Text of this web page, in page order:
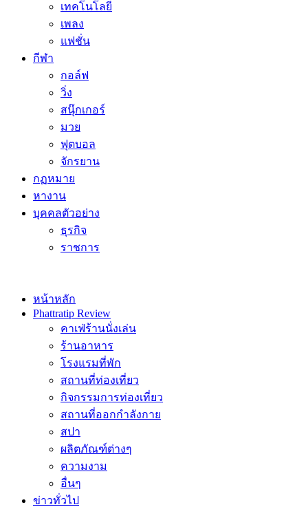
เทคโนโลยี
เพลง
แฟชั่น
กีฬา
กอล์ฟ
วิ่ง
สนุ๊กเกอร์
มวย
ฟุตบอล
จักรยาน
กฏหมาย
หางาน
บุคคลตัวอย่าง
ธุรกิจ
ราชการ
หน้าหลัก
Phattratip Review
คาเฟ่ร้านนั่งเล่น
ร้านอาหาร
โรงแรมที่พัก
สถานที่ท่องเที่ยว
กิจกรรมการท่องเที่ยว
สถานที่ออกกำลังกาย
สปา
ผลิตภัณฑ์ต่างๆ
ความงาม
อื่นๆ
ข่าวทั่วไป